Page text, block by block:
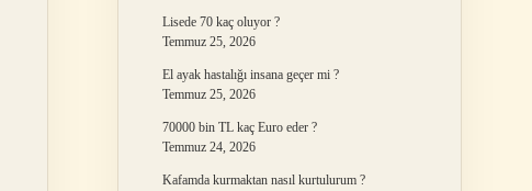
Lisede 70 kaç oluyor ?
Temmuz 25, 2026
El ayak hastalığı insana geçer mi ?
Temmuz 25, 2026
70000 bin TL kaç Euro eder ?
Temmuz 24, 2026
Kafamda kurmaktan nasıl kurtulurum ?